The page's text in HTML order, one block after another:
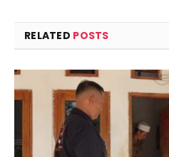
RELATED POSTS